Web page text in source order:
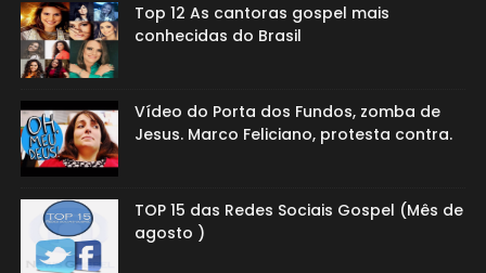
Top 12 As cantoras gospel mais
conhecidas do Brasil
Vídeo do Porta dos Fundos, zomba de
Jesus. Marco Feliciano, protesta contra.
TOP 15 das Redes Sociais Gospel (Mês de
agosto )